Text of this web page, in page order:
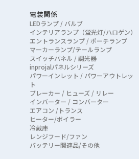
電装関係
LEDランプ / バルブ
インテリアランプ（蛍光灯/ハロゲン）
エントランスランプ / ポーチランプ
マーカーランプ/テールランプ
スイッチパネル / 調光器
inprojalパネルシリーズ
パワーインレット / パワーアウトレッ
ト
ブレーカー / ヒューズ / リレー
インバーター / コンバーター
エアコン /トランス
ヒーター/ボイラー
冷蔵庫
レンジフード/ファン
バッテリー関連品/その他